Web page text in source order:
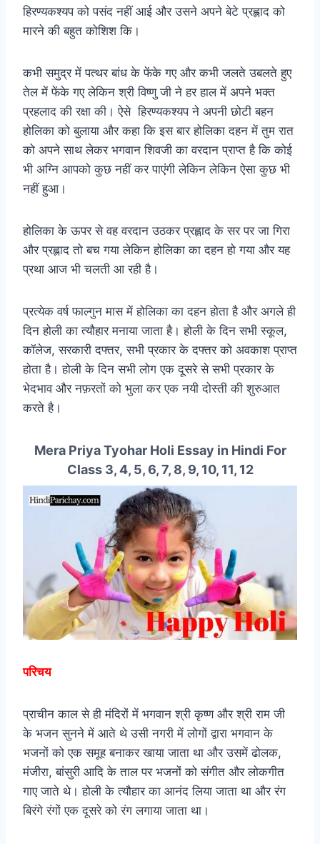
हिरण्यकश्यप को पसंद नहीं आई और उसने अपने बेटे प्रह्लाद को
मारने की बहुत कोशिश कि।
कभी समुद्र में पत्थर बांध के फेंके गए और कभी जलते उबलते हुए
तेल में फेंके गए लेकिन श्री विष्णु जी ने हर हाल में अपने भक्त
प्रहलाद की रक्षा की। ऐसे हिरण्यकश्यप ने अपनी छोटी बहन
होलिका को बुलाया और कहा कि इस बार होलिका दहन में तुम रात
को अपने साथ लेकर भगवान शिवजी का वरदान प्राप्त है कि कोई
भी अग्नि आपको कुछ नहीं कर पाएंगी लेकिन लेकिन ऐसा कुछ भी
नहीं हुआ।
होलिका के ऊपर से वह वरदान उठकर प्रह्लाद के सर पर जा गिरा
और प्रह्लाद तो बच गया लेकिन होलिका का दहन हो गया और यह
प्रथा आज भी चलती आ रही है।
प्रत्येक वर्ष फाल्गुन मास में होलिका का दहन होता है और अगले ही
दिन होली का त्यौहार मनाया जाता है। होली के दिन सभी स्कूल,
कॉलेज, सरकारी दफ्तर, सभी प्रकार के दफ्तर को अवकाश प्राप्त
होता है। होली के दिन सभी लोग एक दूसरे से सभी प्रकार के
भेदभाव और नफ़रतों को भुला कर एक नयी दोस्ती की शुरुआत
करते है।
Mera Priya Tyohar Holi Essay in Hindi For
Class 3, 4, 5, 6, 7, 8, 9, 10, 11, 12
परिचय
प्राचीन काल से ही मंदिरों में भगवान श्री कृष्ण और श्री राम जी
के भजन सुनने में आते थे उसी नगरी में लोगों द्वारा भगवान के
भजनों को एक समूह बनाकर खाया जाता था और उसमें ढोलक,
मंजीरा, बांसुरी आदि के ताल पर भजनों को संगीत और लोकगीत
गाए जाते थे। होली के त्यौहार का आनंद लिया जाता था और रंग
बिरंगे रंगों एक दूसरे को रंग लगाया जाता था।